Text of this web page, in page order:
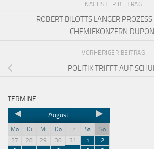
NÄCHSTER BEITRAG
ROBERT BILOTTS LANGER
CHEMIEKONZERN
VORHERIGER BEITRAG
POLITIK TRIFFT AUF
TERMINE
August
Mo Di Mi Do Fr Sa
So
27
28 29 30 31 1
2